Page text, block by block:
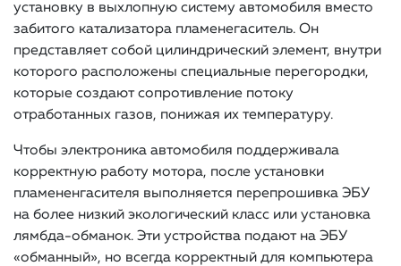
установку в выхлопную систему автомобиля вместо
забитого катализатора пламенегаситель. Он
представляет собой цилиндрический элемент, внутри
которого расположены специальные перегородки,
которые создают сопротивление потоку
отработанных газов, понижая их температуру.
Чтобы электроника автомобиля поддерживала
корректную работу мотора, после установки
пламененгасителя выполняется перепрошивка ЭБУ
на более низкий экологический класс или установка
лямбда-обманок. Эти устройства подают на ЭБУ
«обманный», но всегда корректный для компьютера